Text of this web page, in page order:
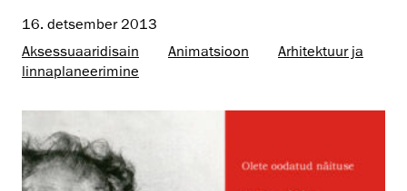
16. detsember 2013
Aksessuaaridisain
Animatsioon
Arhitektuur ja
linnaplaneerimine